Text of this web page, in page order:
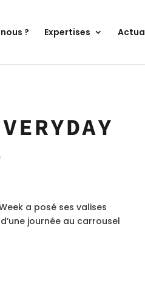
? Expertises
a posé ses valises
journée au carrousel